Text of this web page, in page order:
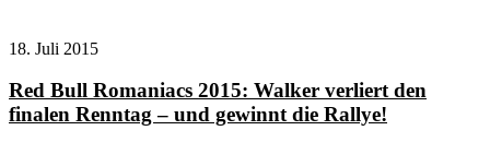
18. Juli 2015
Red Bull Romaniacs 2015: Walker verliert den
finalen Renntag – und gewinnt die Rallye!